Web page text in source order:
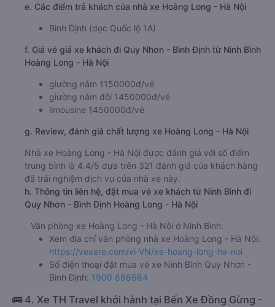
e. Các điểm trả khách của nhà xe Hoàng Long - Hà Nội
Bình Định (dọc Quốc lộ 1A)
f. Giá vé giá xe khách đi Quy Nhơn - Bình Định từ Ninh Bình
Hoàng Long - Hà Nội
giường nằm 1150000đ/vé
giường nằm đôi 1450000đ/vé
limousine 1450000đ/vé
g. Review, đánh giá chất lượng xe Hoàng Long - Hà Nội
Nhà xe Hoàng Long - Hà Nội được đánh giá với số điểm
trung bình là 4.4/5 dựa trên 321 đánh giá của khách hàng
đã trải nghiệm dịch vụ của nhà xe này.
h. Thông tin liên hệ, đặt mua vé xe khách từ Ninh Bình đi
Quy Nhơn - Bình Định Hoàng Long - Hà Nội
Văn phòng xe Hoàng Long - Hà Nội ở Ninh Bình:
Xem địa chỉ văn phòng nhà xe Hoàng Long - Hà Nội:
https://vexere.com/vi-VN/xe-hoang-long-ha-noi
Số điện thoại đặt mua vé xe Ninh Bình Quy Nhơn -
Bình Định: 1900 888684
🚌 4. Xe TH Travel khởi hành tại Bến Xe Đồng Gừng -